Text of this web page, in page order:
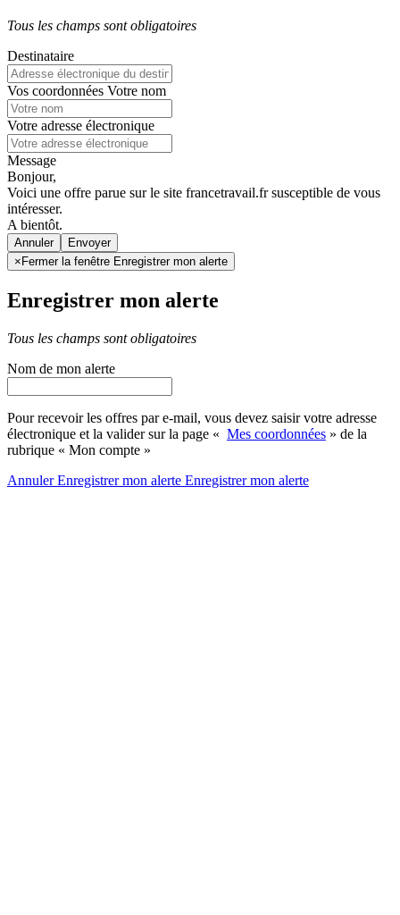
Tous les champs sont obligatoires
Destinataire
Vos coordonnées Votre nom
Votre adresse électronique
Message
Bonjour,
Voici une offre parue sur le site francetravail.fr susceptible de vous
intéresser.
A bientôt.
Annuler
× Fermer la fenêtre Enregistrer mon alerte
Enregistrer mon alerte
Tous les champs sont obligatoires
Nom de mon alerte
Pour recevoir les offres par e-mail, vous devez saisir votre adresse
électronique et la valider sur la page « Mes coordonnées » de la
rubrique « Mon compte »
AnnulerEnregistrer mon alerte Enregistrermon alerte